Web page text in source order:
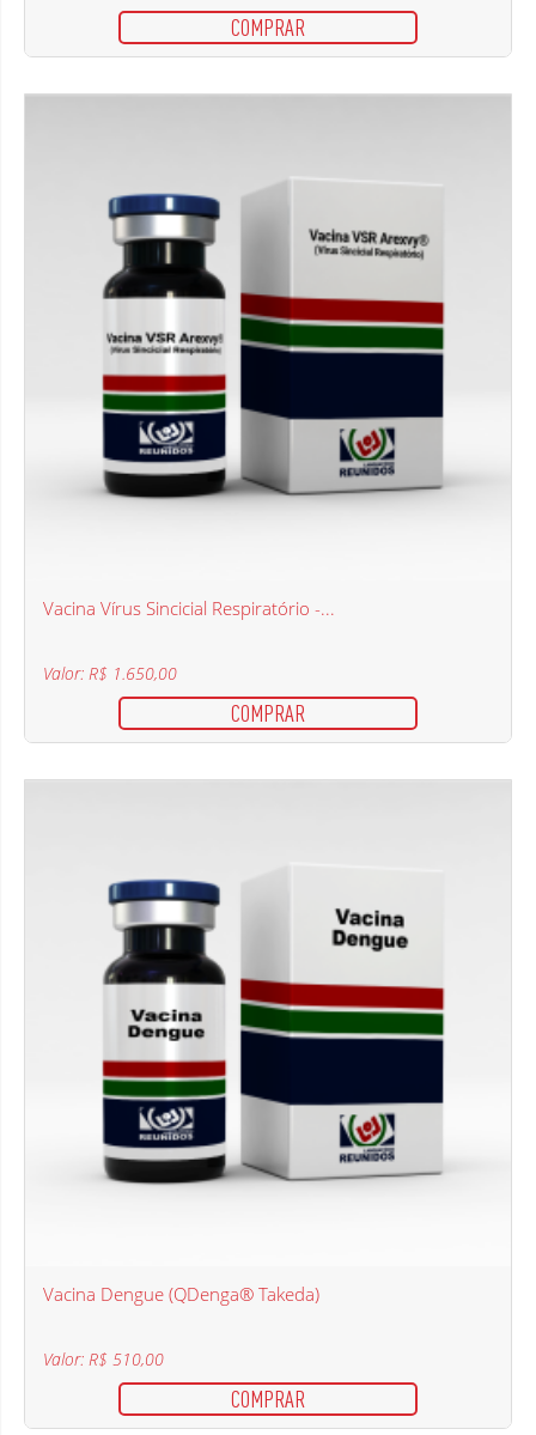
COMPRAR
Vacina Vírus Sincicial Respiratório -...
Valor: R$ 1.650,00
COMPRAR
Vacina Dengue (QDenga® Takeda)
Valor: R$ 510,00
COMPRAR